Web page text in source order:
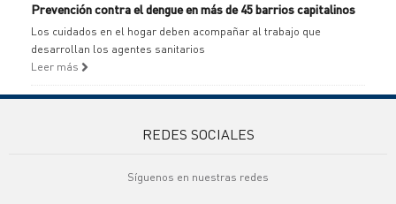
Prevención contra el dengue en más de 45 barrios capitalinos
Los cuidados en el hogar deben acompañar al trabajo que
desarrollan los agentes sanitarios
Leer más
REDES SOCIALES
Síguenos en nuestras redes